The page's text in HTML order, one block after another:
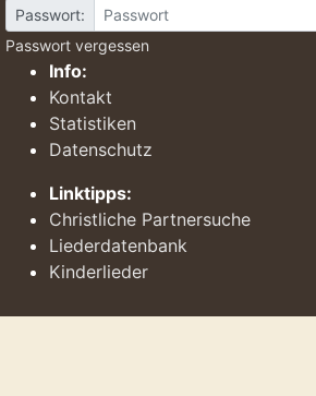
Passwort:
Passwort vergessen
Info:
Kontakt
Statistiken
Datenschutz
Linktipps:
Christliche Partnersuche
Liederdatenbank
Kinderlieder